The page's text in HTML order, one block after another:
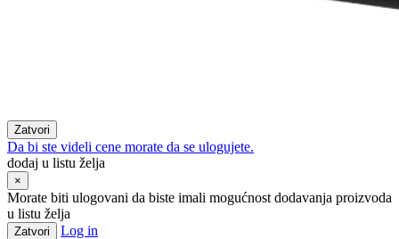
Zatvori
Da bi ste videli cene morate da se ulogujete.
dodaj u listu želja
×
Morate biti ulogovani da biste imali mogućnost dodavanja proizvoda
u listu želja
Zatvori Log in